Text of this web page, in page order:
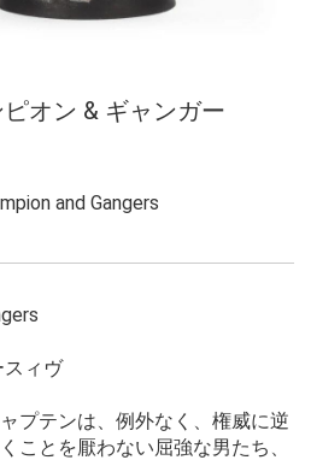
オン & ギャンガー
and Gangers
スィヴ
プテンは、例外なく、権威に逆
ことを厭わない屈強な男たち、